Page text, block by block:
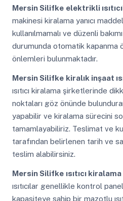
Mersin Silifke elektrikli
makinesi kiralama yanıcı
kullanılmamalı ve düzenli bakımı
durumunda otomatik kapanma
önlemleri bulunmaktadır.
Mersin Silifke kiralık inşaat
ısıtıcı kiralama şirketlerinde
noktaları göz önünde
yapabilir ve kiralama sürecini
tamamlayabiliriz. Teslimat ve
tarafından belirlenen tarih ve
teslim alabilirsiniz.
Mersin Silifke ısıtıcı kiralama
ısıtıcılar genellikle kontrol
kapasiteye sahip bir mazotlu